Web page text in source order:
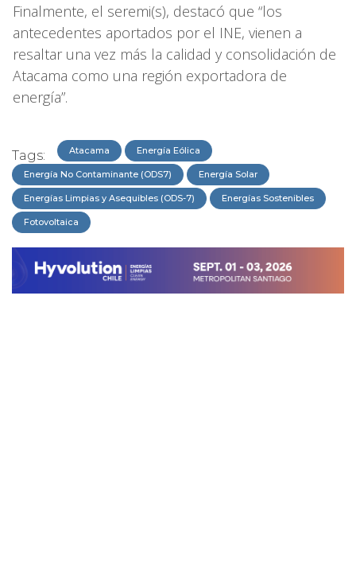
Finalmente, el seremi(s), destacó que “los
antecedentes aportados por el INE, vienen a
resaltar una vez más la calidad y consolidación de
Atacama como una región exportadora de
energía”.
Tags: Atacama Energía Eólica
Energía No Contaminante (ODS7) Energía Solar
Energías Limpias y Asequibles (ODS-7) Energías Sostenibles
Fotovoltaica